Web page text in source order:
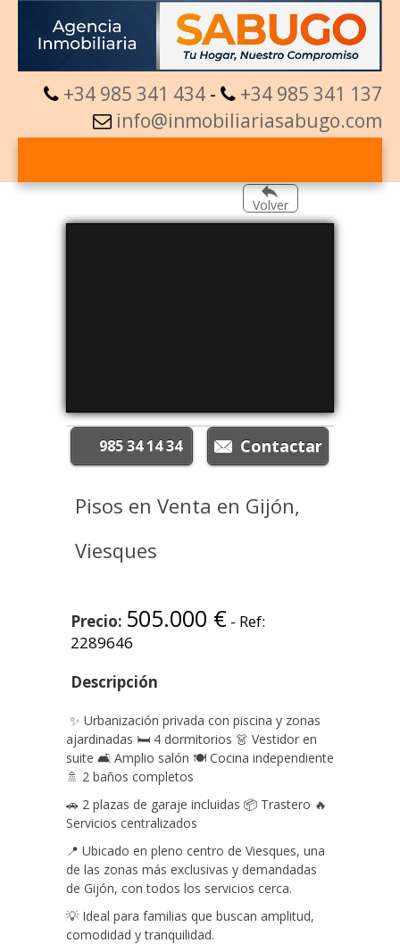
+34 985 341 434 -
+34 985 341 137
info@inmobiliariasabugo.com
Volver
985 34 14 34
Pisos en Venta en Gijón,
Viesques
Precio: 505.000 € - Ref:
2289646
Descripción
✨ Urbanización privada con piscina y zonas
ajardinadas 🛏️ 4 dormitorios 👗 Vestidor en
suite 🛋️ Amplio salón 🍽️ Cocina independiente
🚿 2 baños completos
🚗 2 plazas de garaje incluidas 📦 Trastero 🔥
Servicios centralizados
📍 Ubicado en pleno centro de Viesques, una
de las zonas más exclusivas y demandadas
de Gijón, con todos los servicios cerca.
💡 Ideal para familias que buscan amplitud,
comodidad y tranquilidad.